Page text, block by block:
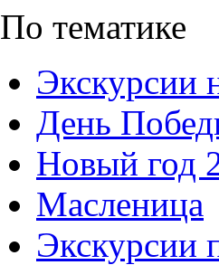
По тематике
Экскурсии
День
Новый год
Масленица
Экскурсии